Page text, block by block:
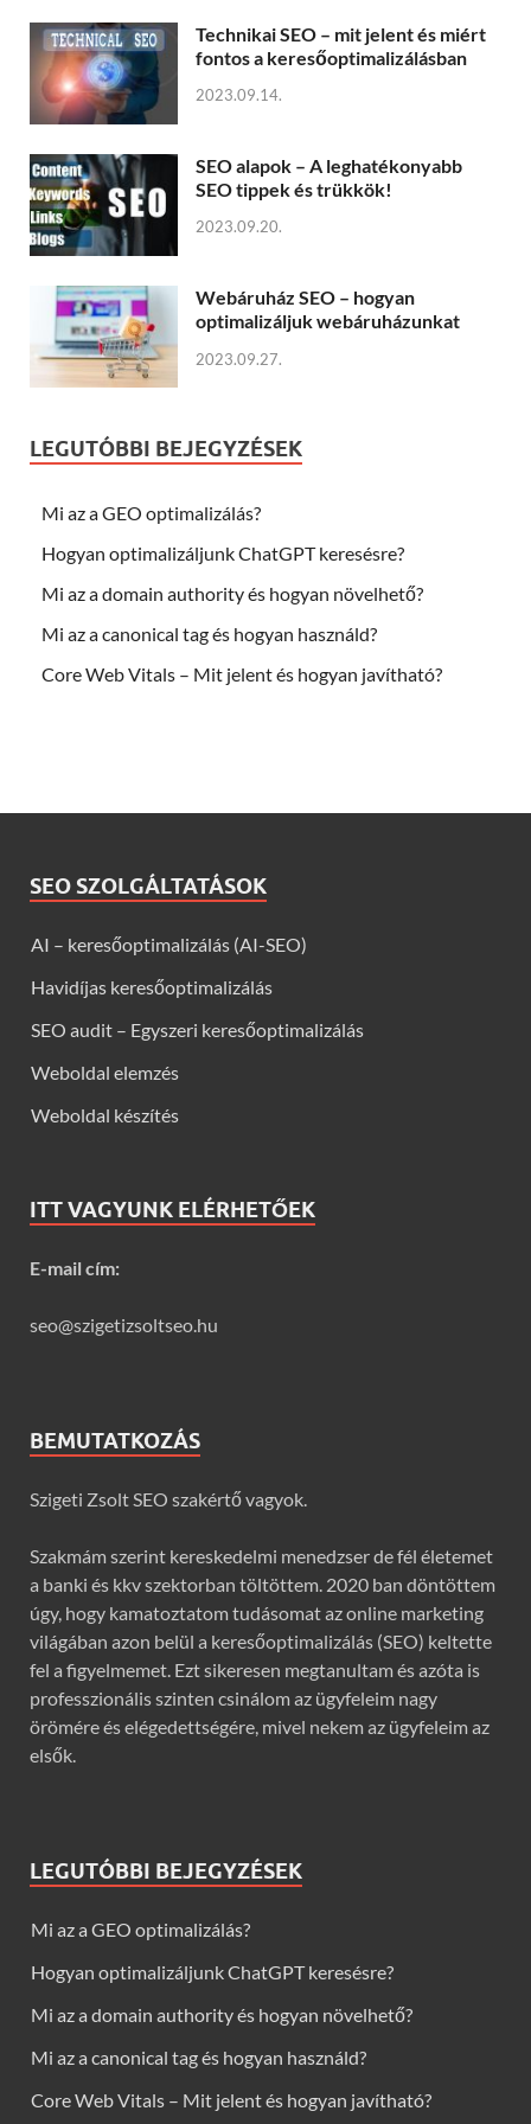
Technikai SEO – mit jelent és miért
fontos a keresőoptimalizálásban
2023.09.14.
SEO alapok – A leghatékonyabb
SEO tippek és trükkök!
2023.09.20.
Webáruház SEO – hogyan
optimalizáljuk webáruházunkat
2023.09.27.
LEGUTÓBBI BEJEGYZÉSEK
Mi az a GEO optimalizálás?
Hogyan optimalizáljunk ChatGPT keresésre?
Mi az a domain authority és hogyan növelhető?
Mi az a canonical tag és hogyan használd?
Core Web Vitals – Mit jelent és hogyan javítható?
SEO SZOLGÁLTATÁSOK
AI – keresőoptimalizálás (AI-SEO)
Havidíjas keresőoptimalizálás
SEO audit – Egyszeri keresőoptimalizálás
Weboldal elemzés
Weboldal készítés
ITT VAGYUNK ELÉRHETŐEK
E-mail cím:
seo@szigetizsoltseo.hu
BEMUTATKOZÁS
Szigeti Zsolt SEO szakértő vagyok.
Szakmám szerint kereskedelmi menedzser de fél életemet
a banki és kkv szektorban töltöttem. 2020 ban döntöttem
úgy, hogy kamatoztatom tudásomat az online marketing
világában azon belül a keresőoptimalizálás (SEO) keltette
fel a figyelmemet. Ezt sikeresen megtanultam és azóta is
professzionális szinten csinálom az ügyfeleim nagy
örömére és elégedettségére, mivel nekem az ügyfeleim az
elsők.
LEGUTÓBBI BEJEGYZÉSEK
Mi az a GEO optimalizálás?
Hogyan optimalizáljunk ChatGPT keresésre?
Mi az a domain authority és hogyan növelhető?
Mi az a canonical tag és hogyan használd?
Core Web Vitals – Mit jelent és hogyan javítható?